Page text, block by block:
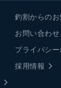
釣割からのお
お問い合わせ
プライバシ
採用情報